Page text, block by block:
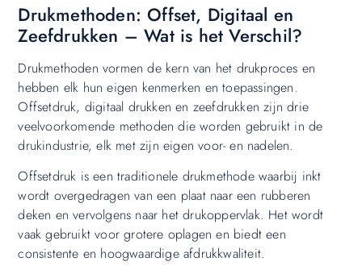
Drukmethoden: Offset, Digitaal en
Zeefdrukken – Wat is het Verschil?
Drukmethoden vormen de kern van het drukproces en
hebben elk hun eigen kenmerken en toepassingen.
Offsetdruk, digitaal drukken en zeefdrukken zijn drie
veelvoorkomende methoden die worden gebruikt in de
drukindustrie, elk met zijn eigen voor- en nadelen.
Offsetdruk is een traditionele drukmethode waarbij inkt
wordt overgedragen van een plaat naar een rubberen
deken en vervolgens naar het drukoppervlak. Het wordt
vaak gebruikt voor grotere oplagen en biedt een
consistente en hoogwaardige afdrukkwaliteit.